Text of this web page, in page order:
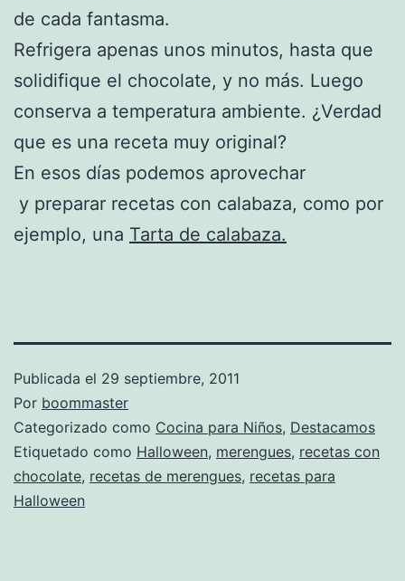
de cada fantasma.
Refrigera apenas unos minutos, hasta que
solidifique el chocolate, y no más. Luego
conserva a temperatura ambiente. ¿Verdad
que es una receta muy original?
En esos días podemos aprovechar
y preparar recetas con calabaza, como por
ejemplo, una Tarta de calabaza.
Publicada el 29 septiembre, 2011
Por boommaster
Categorizado como Cocina para Niños, Destacamos
Etiquetado como Halloween, merengues, recetas con
chocolate, recetas de merengues, recetas para
Halloween